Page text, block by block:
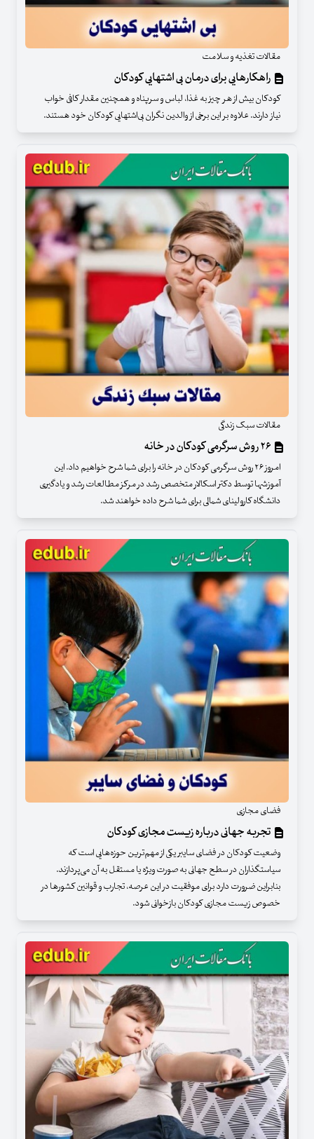
مقالات تغذیه و سلامت
راهکارهایی برای درمان بی اشتهایی کودکان
کودکان بیش از هر چیز به غذا، لباس و سرپناه و همچنین مقدار کافی خواب
نیاز دارند. علاوه بر این برخی از والدین نگران بی‌اشتهایی کودکان خود هستند.
مقالات سبک زندگی
امروز ۲۶ روش سرگرمی کودکان در خانه را برای شما شرح خواهیم داد. این
آموزشها توسط دکتر اسکالار متخصص رشد در مرکز مطالعات رشد و یادگیری
دانشگاه کارولینای شمالی برای شما شرح داده خواهند شد.
فضای مجازی
تجربه جهانی درباره زیست مجازی کودکان
وضعیت کودکان در فضای سایبر یکی از مهم‌ترین حوزه‌هایی است که
سیاستگذاران در سطح جهانی به صورت ویژه یا مستقل به آن می‌پردازند.
بنابراین ضرورت دارد برای موفقیت در این عرصه، تجارب و قوانین کشورها در
خصوص زیست مجازی کودکان بازخوانی شود.